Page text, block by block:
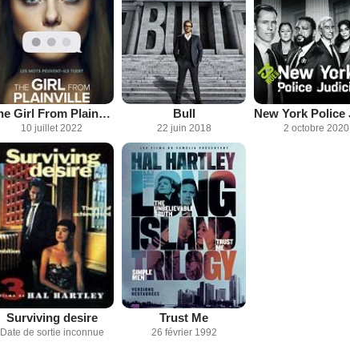
The Girl From Plainville
10 juillet 2022
Bull
22 juin 2018 2 octobre 2020
Surviving desire
Date de sortie inconnue
Trust Me
26 février 1992